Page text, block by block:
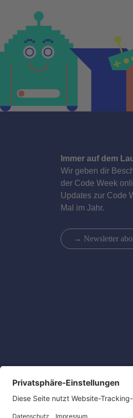
Immer auf dem
Wir geben dir
der Code Week
Updates zur Code
Mal im Jahr.
→ Newsletter